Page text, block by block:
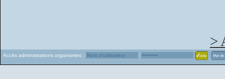
>
Accès administrations organismes :